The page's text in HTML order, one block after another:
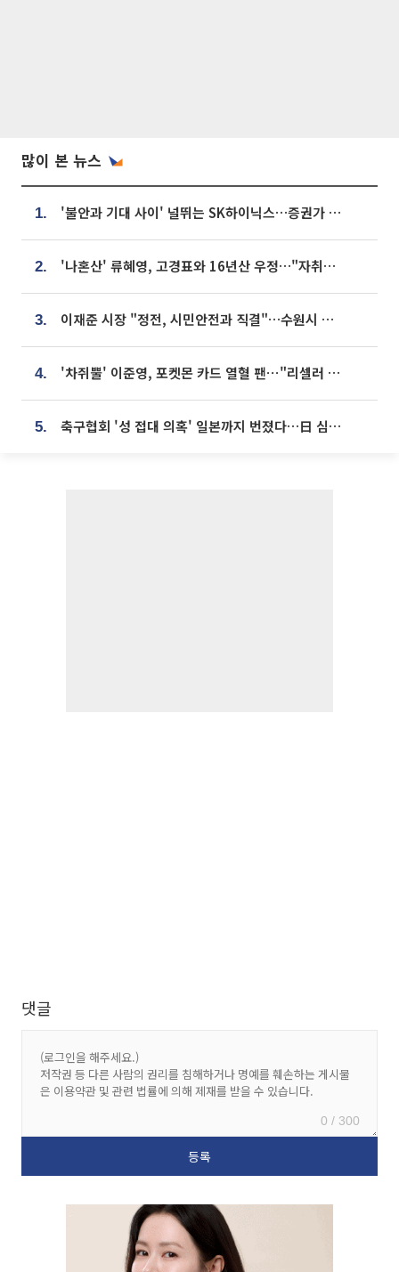
많이 본 뉴스
1. '불안과 기대 사이' 널뛰는 SK하이닉스…증권가 "HBM4·LTA 기반 펀터멘털 견고"
2. '나혼산' 류혜영, 고경표와 16년산 우정…"자취방서 부모님과 마주쳐"
3. 이재준 시장 "정전, 시민안전과 직결"…수원시 비상대응체계 가동
4. '차쥐뿔' 이준영, 포켓몬 카드 열혈 팬⋯"리셀러 처단할 것"
5. 축구협회 '성 접대 의혹' 일본까지 번졌다…日 심판 실명 공개
댓글
0 / 300